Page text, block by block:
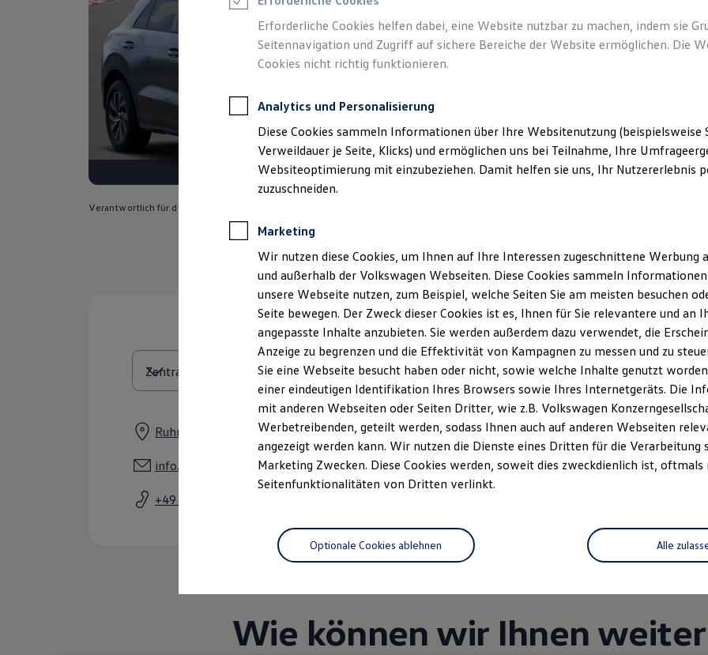
Reifenpakete
Leasing-Angebote
Gebrauchtwagen Leasing
Junge Gebrauchtwagen-Leasing
Elektroauto Leasing
Kleinwagen-Leasing
Leasing ohne Anzahlung
Finanzierung
Autokredit mit Schlussrate
Versicherungen und Garantien
Kfz-Versicherung
Wartungsverträge
Professional Class bei Volkswagen
ID. Tutorials
ID. EVERY1
Reichweite im Winter
Rekuperation
Laden unterwegs
Laden Zuhause
Ladestationen finden
Ladezeitensimulator
Verantwortlich für die Inhalte auf dieser Seite ist die Tiemeyer automobile GmbH & Co. KG
Unsere Abteilungen
Ruhrdeich 120, 47059 Duisburg
info.vzd@tiemeyer.de
+49 2033 469470
Montag-Freitag 07:00-19:00 Uhr
Samstag
08:00 -16:00 Uhr
Sonntag
Geschlossen
Wie können wir Ihnen
Erforderliche Cookies helfen dabei, eine Website nutzbar zu machen, indem sie
Seitennavigation und Zugriff auf sichere Bereiche der Website ermöglichen. Die
Cookies nicht richtig funktionieren.
Analytics und Personalisierung
Diese Cookies sammeln Informationen über Ihre Websitenutzung (beispielsweise
Verweildauer je Seite, Klicks) und ermöglichen uns bei Teilnahme, Ihre
Websiteoptimierung mit einzubeziehen. Damit helfen sie uns, Ihr Nutzererlebnis
zuzuschneiden.
Marketing
Wir nutzen diese Cookies, um Ihnen auf Ihre Interessen zugeschnittene Werbung
und außerhalb der Volkswagen Webseiten. Diese Cookies sammeln
unsere Webseite nutzen, zum Beispiel, welche Seiten Sie am meisten besuchen
Seite bewegen. Der Zweck dieser Cookies ist es, Ihnen für Sie relevantere und an
angepasste Inhalte anzubieten. Sie werden außerdem dazu verwendet, die
Anzeige zu begrenzen und die Effektivität von Kampagnen zu messen und zu
Sie eine Webseite besucht haben oder nicht, sowie welche Inhalte genutzt
einer eindeutigen Identifikation Ihres Browsers sowie Ihres Internetgeräts. Die
mit anderen Webseiten oder Seiten Dritter, wie z.B. Volkswagen
Werbetreibenden, geteilt werden, sodass Ihnen auch auf anderen Webseiten
angezeigt werden kann. Wir nutzen die Dienste eines Dritten für die Verarbeitung
Marketing Zwecken. Diese Cookies werden, soweit dies zweckdienlich ist, oftmals
Seitenfunktionalitäten von Dritten verlinkt.
Alle
Optionale Cookies ablehnen